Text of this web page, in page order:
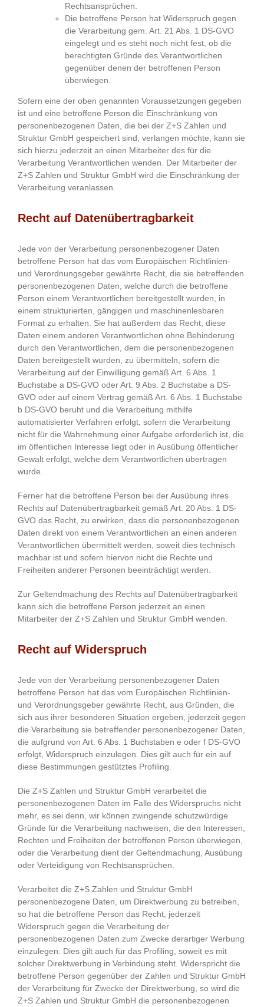
Rechtsansprüchen.
Die betroffene Person hat Widerspruch gegen
die Verarbeitung gem. Art. 21 Abs. 1 DS-GVO
eingelegt und es steht noch nicht fest, ob die
berechtigten Gründe des Verantwortlichen
gegenüber denen der betroffenen Person
überwiegen.
Sofern eine der oben genannten Voraussetzungen gegeben
ist und eine betroffene Person die Einschränkung von
personenbezogenen Daten, die bei der Z+S Zahlen und
Struktur GmbH gespeichert sind, verlangen möchte, kann sie
sich hierzu jederzeit an einen Mitarbeiter des für die
Verarbeitung Verantwortlichen wenden. Der Mitarbeiter der
Z+S Zahlen und Struktur GmbH wird die Einschränkung der
Verarbeitung veranlassen.
Recht auf Datenübertragbarkeit
Jede von der Verarbeitung personenbezogener Daten
betroffene Person hat das vom Europäischen Richtlinien-
und Verordnungsgeber gewährte Recht, die sie betreffenden
personenbezogenen Daten, welche durch die betroffene
Person einem Verantwortlichen bereitgestellt wurden, in
einem strukturierten, gängigen und maschinenlesbaren
Format zu erhalten. Sie hat außerdem das Recht, diese
Daten einem anderen Verantwortlichen ohne Behinderung
durch den Verantwortlichen, dem die personenbezogenen
Daten bereitgestellt wurden, zu übermitteln, sofern die
Verarbeitung auf der Einwilligung gemäß Art. 6 Abs. 1
Buchstabe a DS-GVO oder Art. 9 Abs. 2 Buchstabe a DS-
GVO oder auf einem Vertrag gemäß Art. 6 Abs. 1 Buchstabe
b DS-GVO beruht und die Verarbeitung mithilfe
automatisierter Verfahren erfolgt, sofern die Verarbeitung
nicht für die Wahrnehmung einer Aufgabe erforderlich ist, die
im öffentlichen Interesse liegt oder in Ausübung öffentlicher
Gewalt erfolgt, welche dem Verantwortlichen übertragen
wurde.
Ferner hat die betroffene Person bei der Ausübung ihres
Rechts auf Datenübertragbarkeit gemäß Art. 20 Abs. 1 DS-
GVO das Recht, zu erwirken, dass die personenbezogenen
Daten direkt von einem Verantwortlichen an einen anderen
Verantwortlichen übermittelt werden, soweit dies technisch
machbar ist und sofern hiervon nicht die Rechte und
Freiheiten anderer Personen beeinträchtigt werden.
Zur Geltendmachung des Rechts auf Datenübertragbarkeit
kann sich die betroffene Person jederzeit an einen
Mitarbeiter der Z+S Zahlen und Struktur GmbH wenden.
Recht auf Widerspruch
Jede von der Verarbeitung personenbezogener Daten
betroffene Person hat das vom Europäischen Richtlinien-
und Verordnungsgeber gewährte Recht, aus Gründen, die
sich aus ihrer besonderen Situation ergeben, jederzeit gegen
die Verarbeitung sie betreffender personenbezogener Daten,
die aufgrund von Art. 6 Abs. 1 Buchstaben e oder f DS-GVO
erfolgt, Widerspruch einzulegen. Dies gilt auch für ein auf
diese Bestimmungen gestütztes Profiling.
Die Z+S Zahlen und Struktur GmbH verarbeitet die
personenbezogenen Daten im Falle des Widerspruchs nicht
mehr, es sei denn, wir können zwingende schutzwürdige
Gründe für die Verarbeitung nachweisen, die den Interessen,
Rechten und Freiheiten der betroffenen Person überwiegen,
oder die Verarbeitung dient der Geltendmachung, Ausübung
oder Verteidigung von Rechtsansprüchen.
Verarbeitet die Z+S Zahlen und Struktur GmbH
personenbezogene Daten, um Direktwerbung zu betreiben,
so hat die betroffene Person das Recht, jederzeit
Widerspruch gegen die Verarbeitung der
personenbezogenen Daten zum Zwecke derartiger Werbung
einzulegen. Dies gilt auch für das Profiling, soweit es mit
solcher Direktwerbung in Verbindung steht. Widerspricht die
betroffene Person gegenüber der Zahlen und Struktur GmbH
der Verarbeitung für Zwecke der Direktwerbung, so wird die
Z+S Zahlen und Struktur GmbH die personenbezogenen